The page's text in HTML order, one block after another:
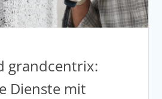
grandcentrix:
Dienste mit